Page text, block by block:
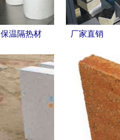
保温隔热材
效的核心选
择
厂家直销
体板的革命
——高效节
能外墙解决
方案